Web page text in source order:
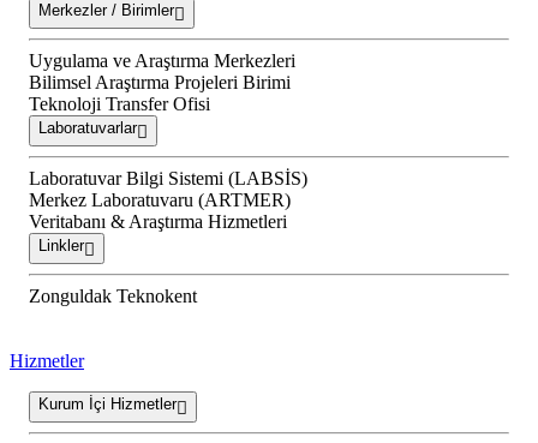
Merkezler / Birimler
Uygulama ve Araştırma Merkezleri
Bilimsel Araştırma Projeleri Birimi
Teknoloji Transfer Ofisi
Laboratuvarlar
Laboratuvar Bilgi Sistemi (LABSİS)
Merkez Laboratuvaru (ARTMER)
Veritabanı & Araştırma Hizmetleri
Linkler
Zonguldak Teknokent
Hizmetler
Kurum İçi Hizmetler